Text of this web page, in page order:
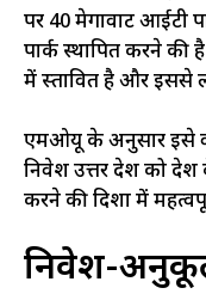
पर 40 मेगावाट आईटी
पार्क स्थापित करने की
में प्रस्तावित है और इससे
एमओयू के अनुसार इसे
निवेश उत्तर प्रदेश को
करने की दिशा में
निवेश-